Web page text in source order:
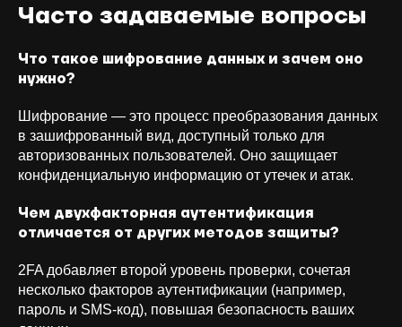
Часто задаваемые вопросы
Что такое шифрование данных и зачем оно
нужно?
Шифрование — это процесс преобразования данных
в зашифрованный вид, доступный только для
авторизованных пользователей. Оно защищает
конфиденциальную информацию от утечек и атак.
Чем двухфакторная аутентификация
отличается от других методов защиты?
2FA добавляет второй уровень проверки, сочетая
несколько факторов аутентификации (например,
пароль и SMS-код), повышая безопасность ваших
+7 (926) 866-31-00
info@orion-solutions.ru